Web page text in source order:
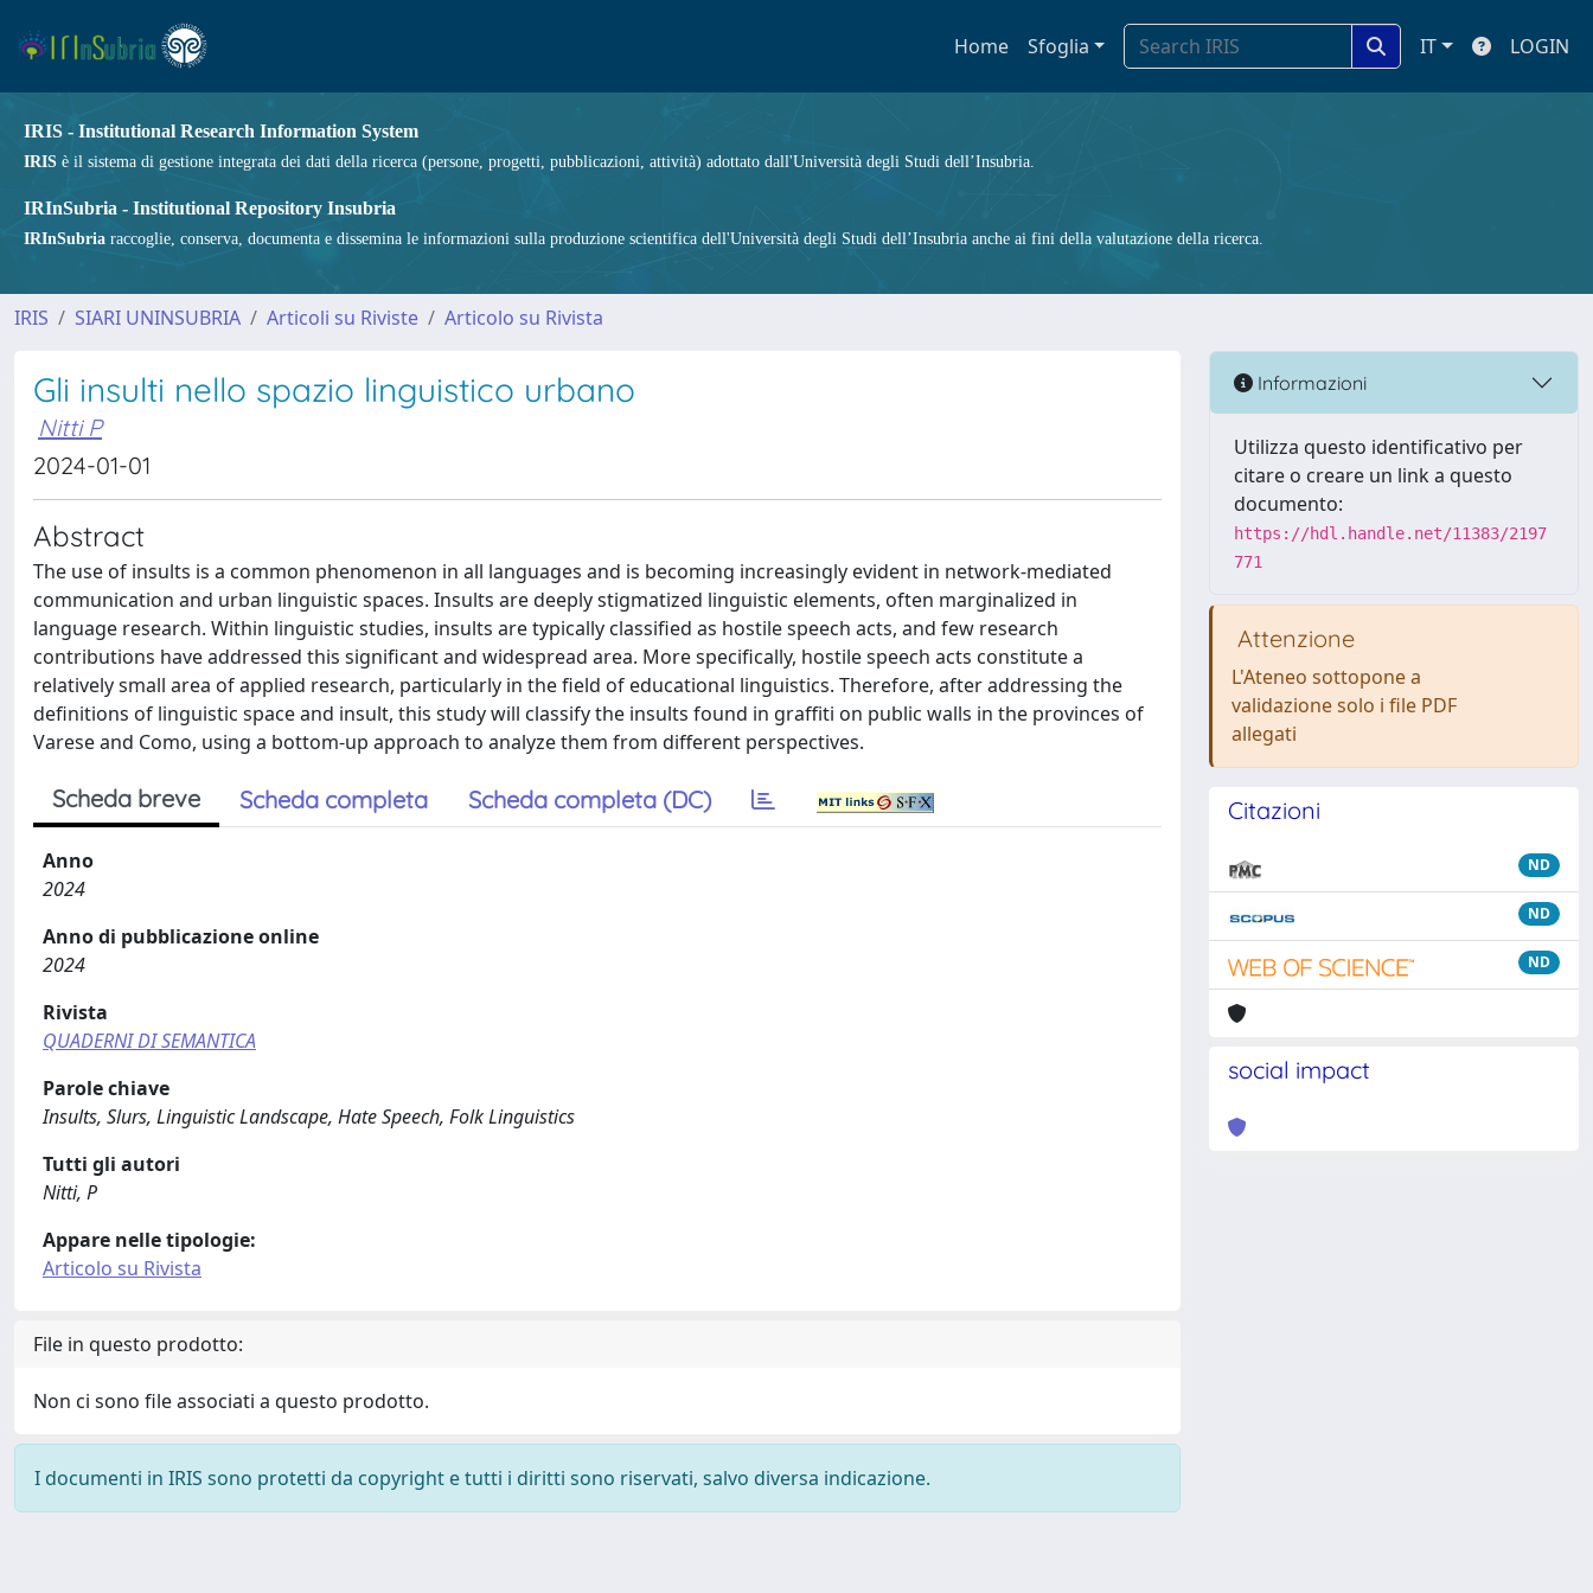
Home Sfoglia IT LOGIN
IRIS - Institutional Research Information System
IRIS è il sistema di gestione integrata dei dati della ricerca (persone, progetti, pubblicazioni, attività) adottato dall'Università degli Studi dell’Insubria.
IRInSubria - Institutional Repository Insubria
IRInSubria raccoglie, conserva, documenta e dissemina le informazioni sulla produzione scientifica dell'Università degli Studi dell’Insubria anche ai fini della valutazione della ricerca.
IRIS SIARI UNINSUBRIA Articoli su Riviste Articolo su Rivista
Gli insulti nello spazio linguistico urbano
Nitti P
2024-01-01
Abstract
The use of insults is a common phenomenon in all languages and is becoming increasingly evident in network-mediated
communication and urban linguistic spaces. Insults are deeply stigmatized linguistic elements, often marginalized in
language research. Within linguistic studies, insults are typically classified as hostile speech acts, and few research
contributions have addressed this significant and widespread area. More specifically, hostile speech acts constitute a
relatively small area of applied research, particularly in the field of educational linguistics. Therefore, after addressing the
definitions of linguistic space and insult, this study will classify the insults found in graffiti on public walls in the provinces of
Varese and Como, using a bottom-up approach to analyze them from different perspectives.
Scheda breve Scheda completa Scheda completa (DC)
Anno
2024
Anno di pubblicazione online
2024
Rivista
QUADERNI DI SEMANTICA
Parole chiave
Insults, Slurs, Linguistic Landscape, Hate Speech, Folk Linguistics
Tutti gli autori
Nitti, P
Appare nelle tipologie:
Articolo su Rivista
File in questo prodotto:
Non ci sono file associati a questo prodotto.
I documenti in IRIS sono protetti da copyright e tutti i diritti sono riservati, salvo diversa indicazione.
Informazioni
Utilizza questo identificativo per
citare o creare un link a questo
documento:
https://hdl.handle.net/11383/2197
771
Attenzione
L'Ateneo sottopone a
validazione solo i file PDF
allegati
Citazioni
ND
ND
ND
social impact